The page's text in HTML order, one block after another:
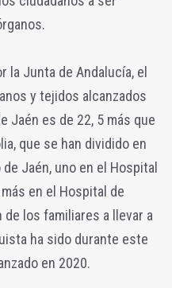
la Junta de Andalucía, el
y tejidos alcanzados
Jaén es de 22, 5 más que
que se han dividido en
Jaén, uno en el Hospital
más en el Hospital de
de los familiares a llevar a
ha sido durante este
en 2020.